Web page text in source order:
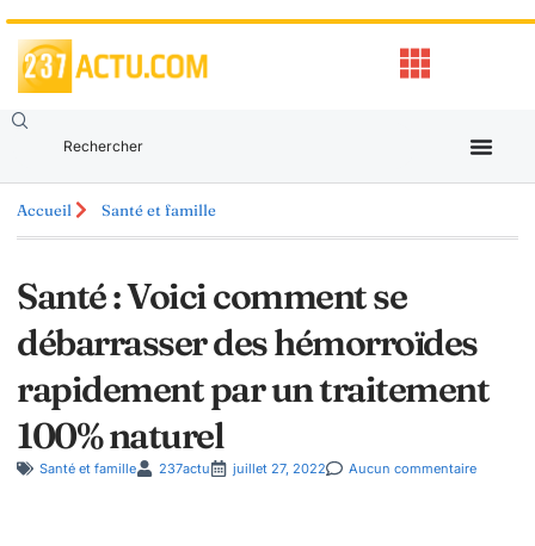
Accueil Santé et famille
Santé : Voici comment se
débarrasser des hémorroïdes
rapidement par un traitement
100% naturel
Santé et famille 237actu juillet 27, 2022 Aucun commentaire